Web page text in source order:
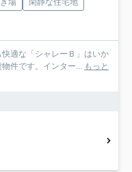
適な「シャレーＢ」はいか
件です。インター...
もっと